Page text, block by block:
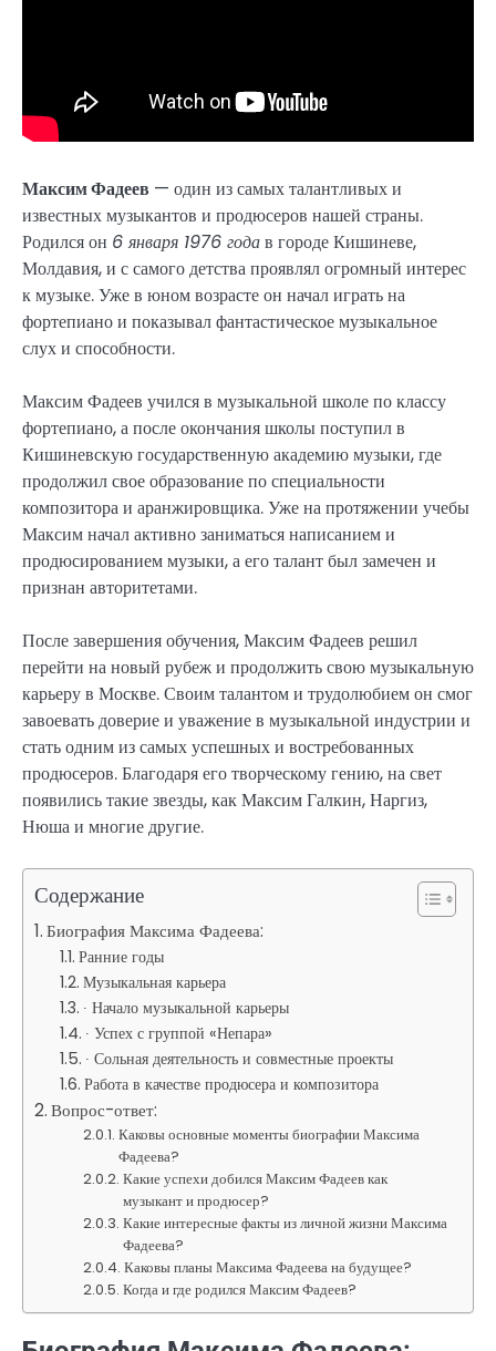
Максим Фадеев — один из самых талантливых и
известных музыкантов и продюсеров нашей страны.
Родился он 6 января 1976 годав городе Кишиневе,
Молдавия, и с самого детства проявлял огромный интерес
к музыке. Уже в юном возрасте он начал играть на
фортепиано и показывал фантастическое музыкальное
слух и способности.
Максим Фадеев учился в музыкальной школе по классу
фортепиано, а после окончания школы поступил в
Кишиневскую государственную академию музыки, где
продолжил свое образование по специальности
композитора и аранжировщика. Уже на протяжении учебы
Максим начал активно заниматься написанием и
продюсированием музыки, а его талант был замечен и
признан авторитетами.
После завершения обучения, Максим Фадеев решил
перейти на новый рубеж и продолжить свою музыкальную
карьеру в Москве. Своим талантом и трудолюбием он смог
завоевать доверие и уважение в музыкальной индустрии и
стать одним из самых успешных и востребованных
продюсеров. Благодаря его творческому гению, на свет
появились такие звезды, как Максим Галкин, Наргиз,
Нюша и многие другие.
Содержание
Биография Максима Фадеева:
Ранние годы
Музыкальная карьера
∙ Начало музыкальной карьеры
∙ Успех с группой «Непара»
∙ Сольная деятельность и совместные проекты
Работа в качестве продюсера и композитора
Вопрос-ответ:
Каковы основные моменты биографии Максима
Фадеева?
Какие успехи добился Максим Фадеев как
музыкант и продюсер?
Какие интересные факты из личной жизни Максима
Фадеева?
Каковы планы Максима Фадеева на будущее?
Когда и где родился Максим Фадеев?